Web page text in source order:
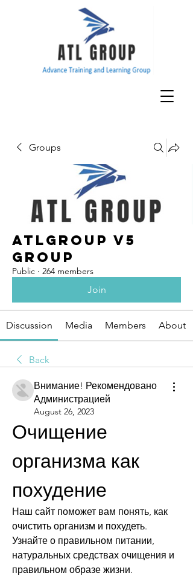
Groups
ATLGroup v5
Group
Public · 264 members
Join
Discussion Media Members About
Back
Внимание! Рекомендовано
Администрацией
August 26, 2023
Очищение
организма как
похудение
Наш сайт поможет вам понять, как
очистить организм и похудеть.
Узнайте о правильном питании,
натуральных средствах очищения и
правильном образе жизни.